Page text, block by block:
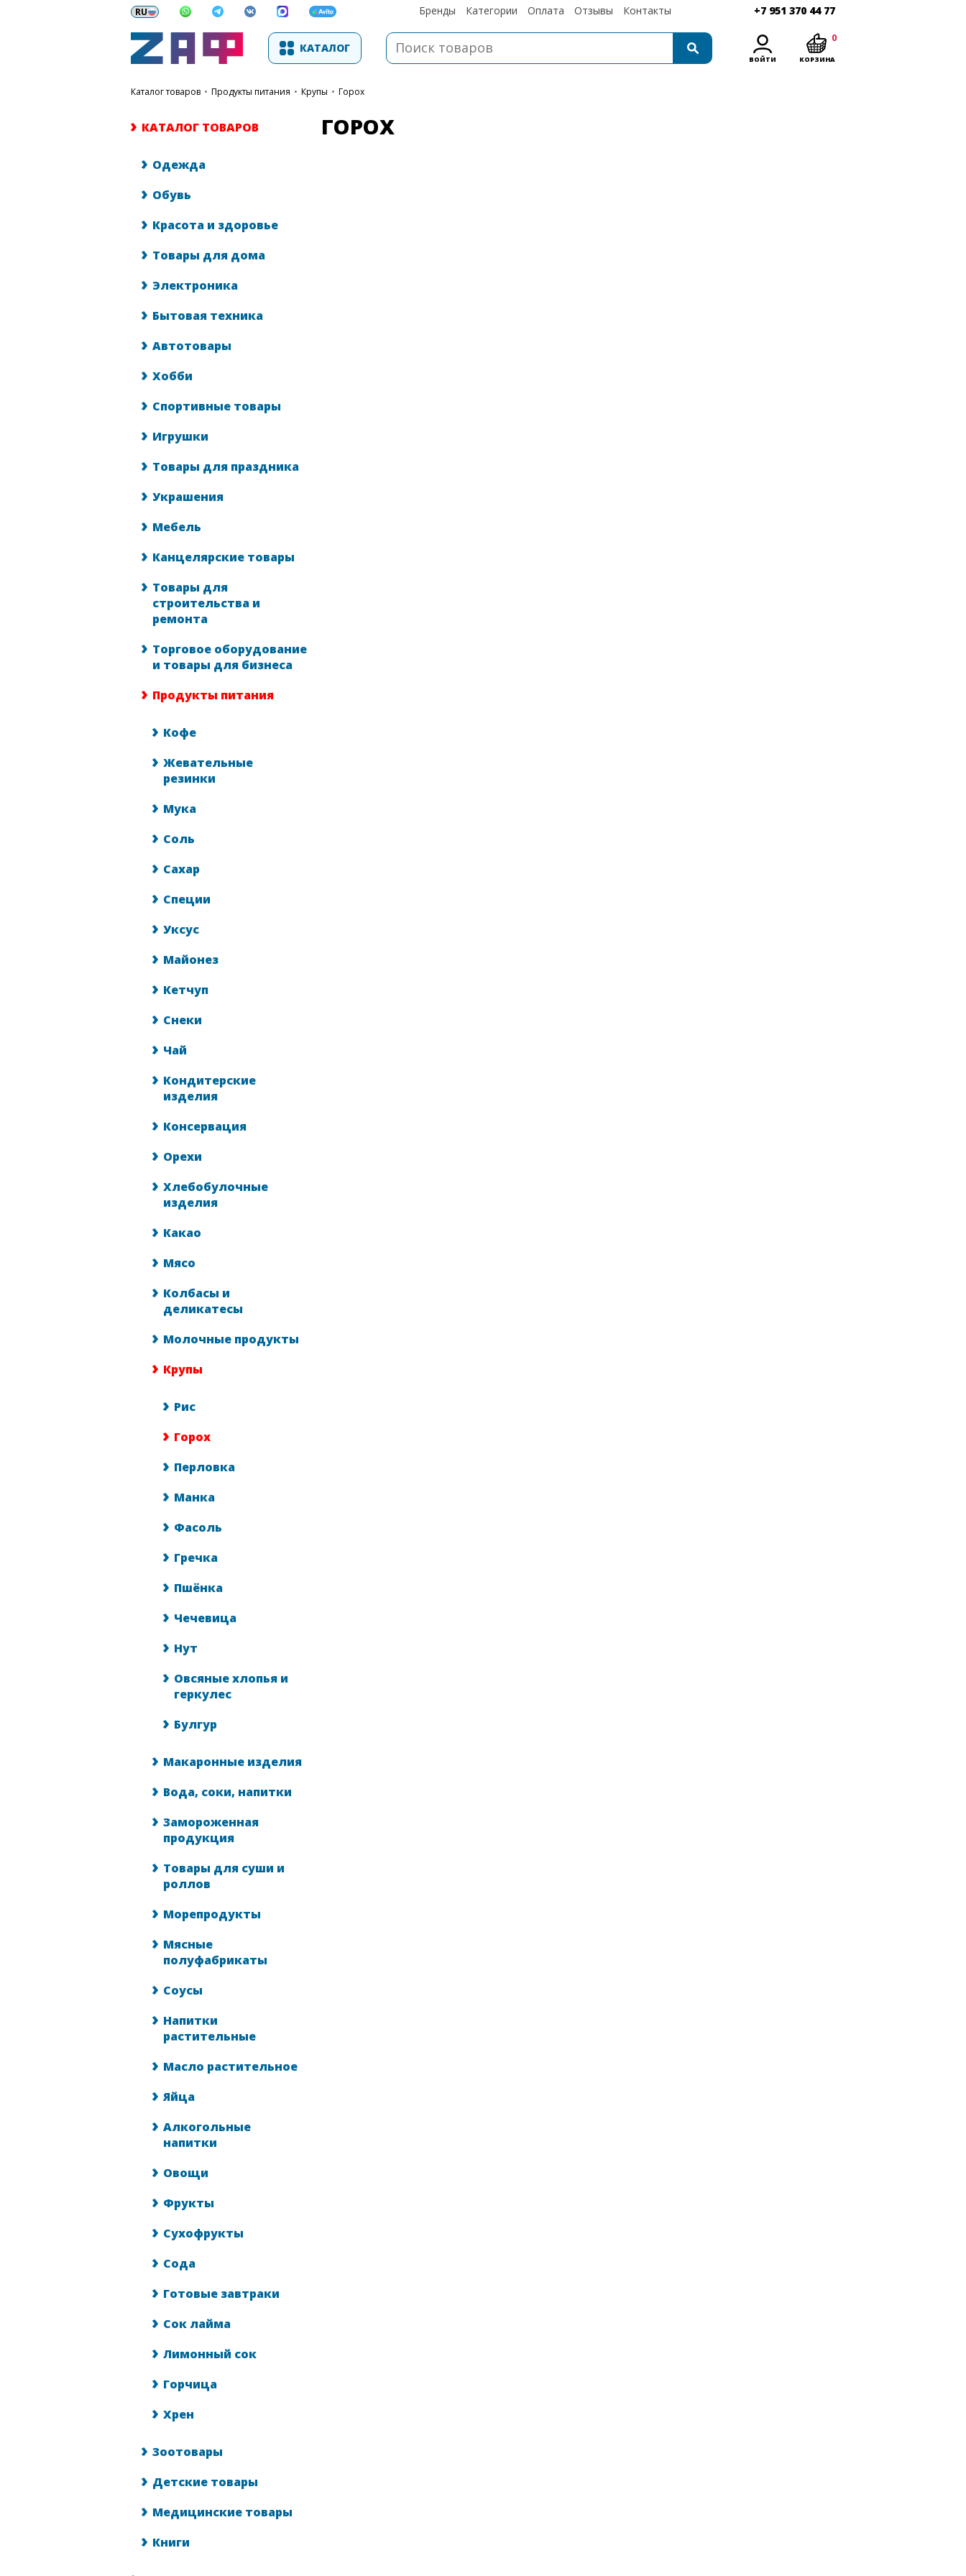
Бренды Категории Оплата Отзывы Контакты +7 951 370 44 77
КАТАЛОГ
ВОЙТИ КОРЗИНА
0
каталог товаров • Продукты питания • Крупы • Горох
КАТАЛОГ ТОВАРОВ
Одежда
Обувь
Красота и здоровье
Товары для дома
Электроника
Бытовая техника
Автотовары
Хобби
Спортивные товары
Игрушки
Товары для праздника
Украшения
Мебель
Канцелярские товары
Товары для
строительства и
ремонта
Торговое оборудование
и товары для бизнеса
Продукты питания
Кофе
Жевательные
резинки
Мука
Соль
Сахар
Специи
Уксус
Майонез
Кетчуп
Снеки
Чай
Кондитерские
изделия
Консервация
Орехи
Хлебобулочные
изделия
Какао
Мясо
Колбасы и
деликатесы
Молочные продукты
Крупы
Рис
Горох
Перловка
Манка
Фасоль
Гречка
Пшёнка
Чечевица
Нут
Овсяные хлопья и
геркулес
Булгур
Макаронные изделия
Вода, соки, напитки
Замороженная
продукция
Товары для суши и
роллов
Морепродукты
Мясные
полуфабрикаты
Соусы
Напитки
растительные
Масло растительное
Яйца
Алкогольные
напитки
Овощи
Фрукты
Сухофрукты
Сода
Готовые завтраки
Сок лайма
Лимонный сок
Горчица
Хрен
Зоотовары
Детские товары
Медицинские товары
Книги
ГОРОХ